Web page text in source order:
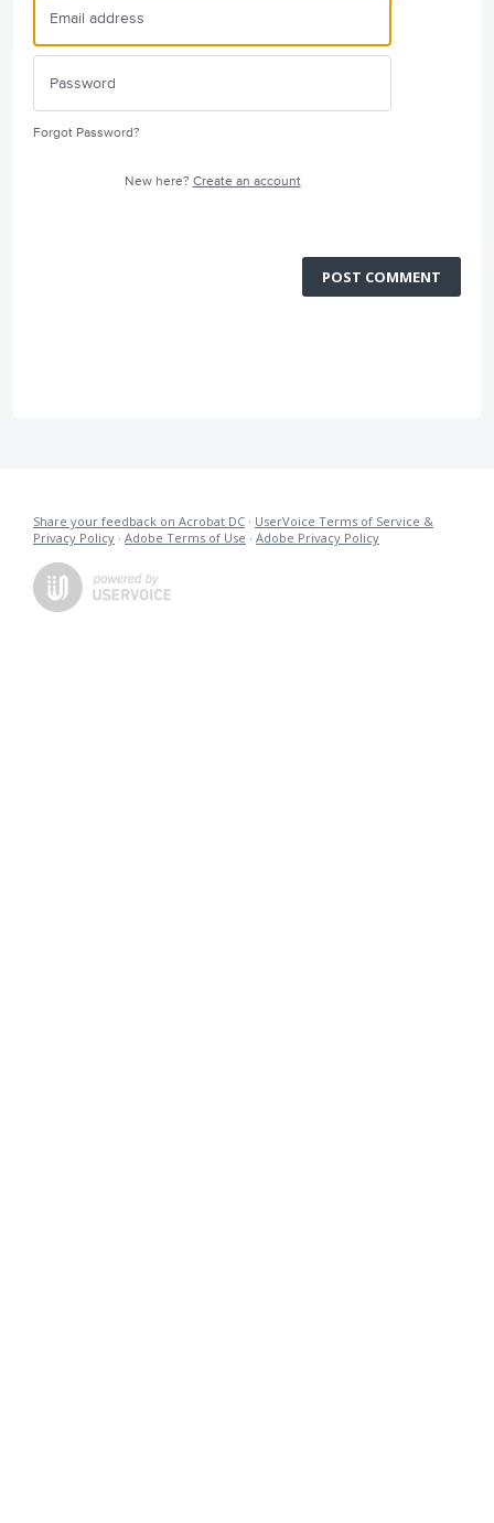
Forgot Password?
New here? Create an account
POST COMMENT
Share your feedback on Acrobat DC · UserVoice Terms of Service &
Privacy Policy · Adobe Terms of Use · Adobe Privacy Policy